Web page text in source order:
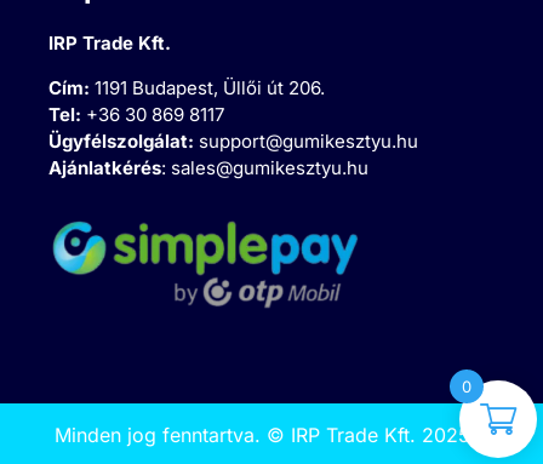
IRP Trade Kft.
Cím:1191 Budapest, Üllői út 206.
Tel: +36 30 869 8117
Ügyfélszolgálat: support@gumikesztyu.hu
Ajánlatkérés: sales@gumikesztyu.hu
Minden jog fenntartva. © IRP Trade Kft. 2025
0